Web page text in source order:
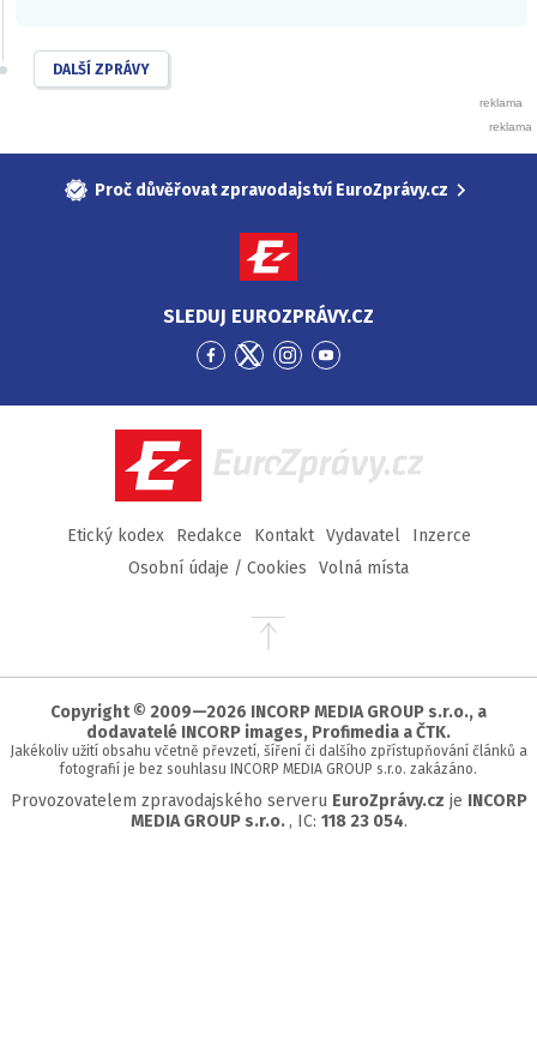
DALŠÍ ZPRÁVY
Proč důvěřovat zpravodajství EuroZprávy.cz
SLEDUJ EUROZPRÁVY.CZ
Přejít
Facebook
Přejít
Twitter
Přejít
Instagram
Přejít
YouTube
EuroZprávy.cz
Etický kodex Redakce Kontakt Vydavatel
Inzerce
Osobní údaje / Cookies
Volná místa
Přejít
stránky
Copyright © 2009—2026 INCORP MEDIA GROUP s.r.o., a
dodavatelé INCORP images, Profimedia a ČTK.
Jakékoliv užití obsahu včetně převzetí, šíření či dalšího zpřístupňování článků a
fotografií je bez souhlasu INCORP MEDIA GROUP s.r.o. zakázáno.
Provozovatelem zpravodajského serveru EuroZprávy.cz je INCORP
MEDIA GROUP s.r.o. , IC: 118 23 054.